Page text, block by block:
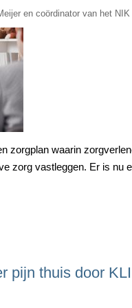
en coördinator van het
zorgplan waarin
zorg vastleggen. Er is nu
pijn thuis door